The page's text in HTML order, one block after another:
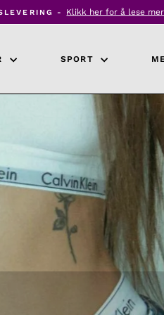
Pause
- Klikk her for å lese mer
SPORT